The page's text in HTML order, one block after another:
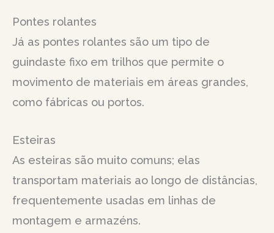
Pontes rolantes
Já as pontes rolantes são um tipo de
guindaste fixo em trilhos que permite o
movimento de materiais em áreas grandes,
como fábricas ou portos.
Esteiras
As esteiras são muito comuns; elas
transportam materiais ao longo de distâncias,
frequentemente usadas em linhas de
montagem e armazéns.